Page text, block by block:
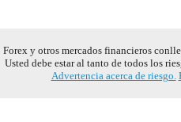
y otros mercados financieros
Usted debe estar al tanto de todos los
Advertencia acerca de riesgo.